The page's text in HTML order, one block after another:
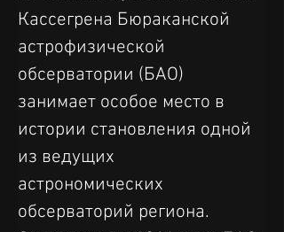
Кассегрена Бюраканской
астрофизической
обсерватории (БАО)
занимает особое место в
истории становления одной
из ведущих
астрономических
обсерваторий региона.